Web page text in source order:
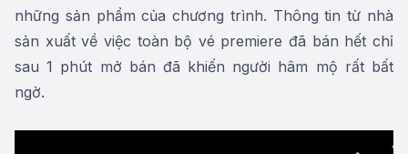
những sản phẩm của chương trình. Thông tin từ nhà
sản xuất về việc toàn bộ vé premiere đã bán hết chỉ
sau 1 phút mở bán đã khiến người hâm mộ rất bất
ngờ.